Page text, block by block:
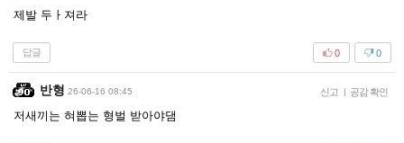
제발 두ㅏ져라
답글 0
0
반형 26-06-16 08:45 신고 | 공감 확인
저새끼는 혀뽑는 형벌 받아야댐